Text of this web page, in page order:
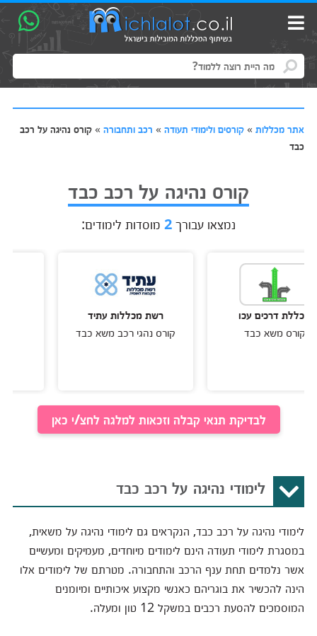
אתר מכללות» קורסים ולימודי תעודה» רכב ותחבורה» קורס נהיגה על רכב
כבד
קורס נהיגה על רכב כבד
נמצאו עבורך2 מוסדות לימודים:
עכו
משא כבד
רשת מכללות עתיד
קורס נהגי רכב משא כבד
לבדיקת תנאי קבלה וזכאות למלגה לחצ/י כאן
לימודי נהיגה על רכב כבד
לימודי נהיגה על רכב כבד, הנקראים גם לימודי נהיגה על משאית,
במסגרת לימודי תעודה הינם לימודים מיוחדים, מעמיקים ומעשיים
אשר נלמדים תחת ענף הרכב והתחבורה. מטרתם של לימודים אלו
הינה להכשיר את בוגריהם כאנשי מקצוע איכותיים ומיומנים
המוסמכים להסעת רכבים במשקל 12 טון ומעלה.